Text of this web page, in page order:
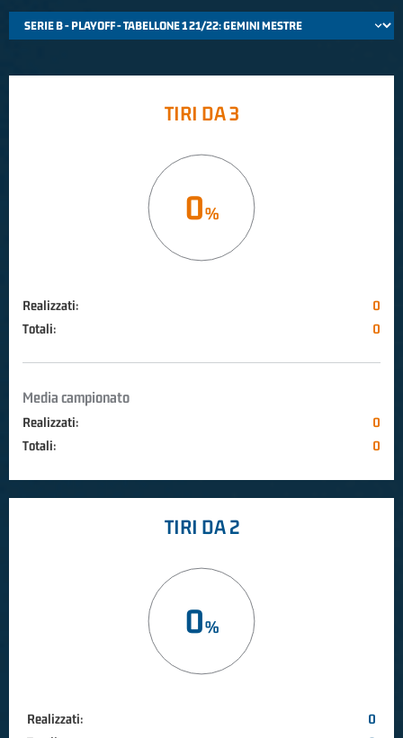
TIRI DA 3
0
Realizzati:
0
Totali:
0
Media campionato
Realizzati:
0
Totali:
0
TIRI DA 2
0
Realizzati:
0